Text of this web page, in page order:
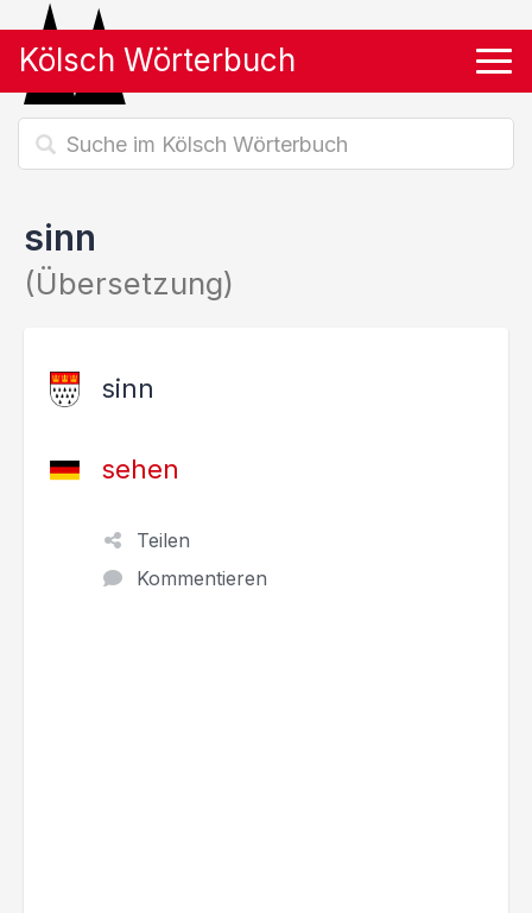
Kölsch Wörterbuch
sinn
(Übersetzung)
sinn
sehen
Teilen
Kommentieren